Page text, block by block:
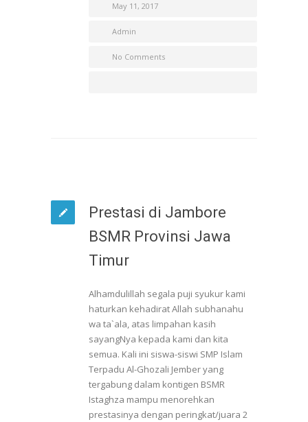
May 11, 2017
Admin
No Comments
Prestasi di Jambore
BSMR Provinsi Jawa
Timur
Alhamdulillah segala puji syukur kami
haturkan kehadirat Allah subhanahu
wa ta`ala, atas limpahan kasih
sayangNya kepada kami dan kita
semua. Kali ini siswa-siswi SMP Islam
Terpadu Al-Ghozali Jember yang
tergabung dalam kontigen BSMR
Istaghza mampu menorehkan
prestasinya dengan peringkat/juara 2